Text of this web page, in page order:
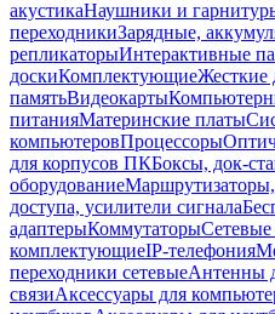
акустикаНаушники и
переходникиЗарядные,
репликаторыИнтерактивные
доскиКомплектующиеЖесткие
памятьВидеокарты
питанияМатеринские платы
компьютеровПроцессоры
для корпусов ПКБоксы, док-
оборудование
доступа, усилители сигнала
адаптерыКоммутаторыСетевые
комплектующиеIP-телефония
переходники сетевыеАнтенны
связиАксессуары для